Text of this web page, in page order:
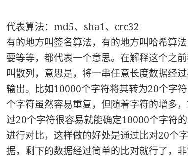
代表算法：md5、sha1、crc32
有的地方叫签名算法，有的地方叫哈希算
要等等，都代表一个意思。在解释这个之
叫散列，意思是，将一串任意长度数据经
输出。比如10000个字符将其转为20个字
个字符虽然容易重复，但随着字符的增多
过20个字符很容易就能确定10000个字符
进行对比，这样做的好处是通过比对20个
据，剩下的数据经过简单的比对就行了，非